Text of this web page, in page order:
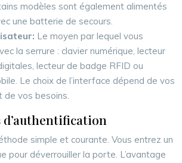
modèles sont également alimentés
une batterie de secours.
Le moyen par lequel vous
la serrure : clavier numérique, lecteur
lecteur de badge RFID ou
Le choix de l’interface dépend de vos
de vos besoins.
d’authentification
simple et courante. Vous entrez un
pour déverrouiller la porte. L’avantage